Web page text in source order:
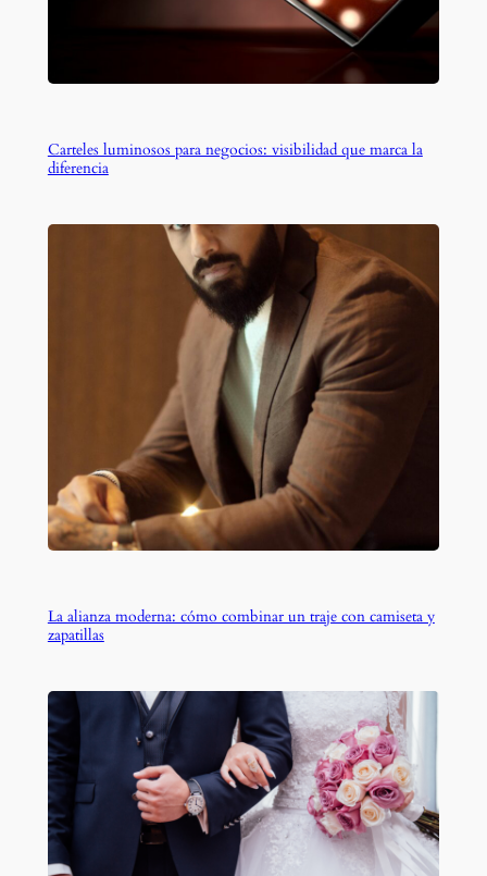
Carteles luminosos para negocios: visibilidad que marca la
diferencia
La alianza moderna: cómo combinar un traje con camiseta y
zapatillas